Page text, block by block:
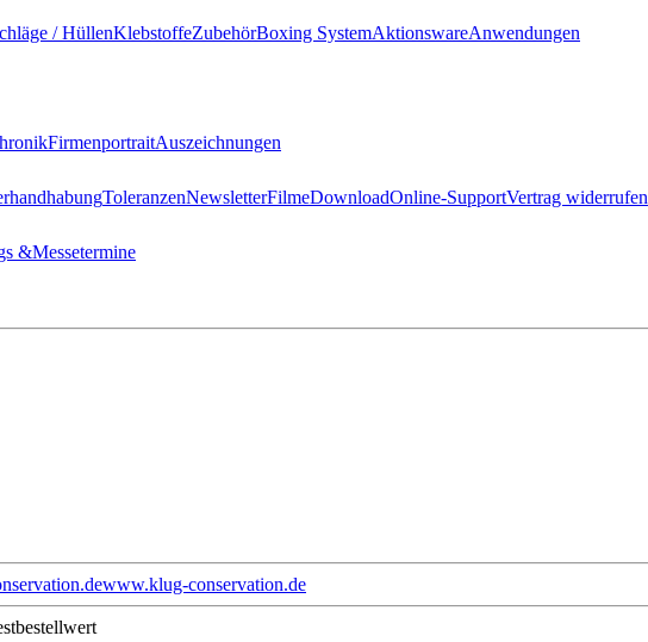
/ HüllenKlebstoffeZubehörBoxing SystemAktionswareAnwendungen
FirmenportraitAuszeichnungen
ToleranzenNewsletterFilmeDownloadOnline-SupportVertrag widerrufen
&Messetermine
www.klug-conservation.de